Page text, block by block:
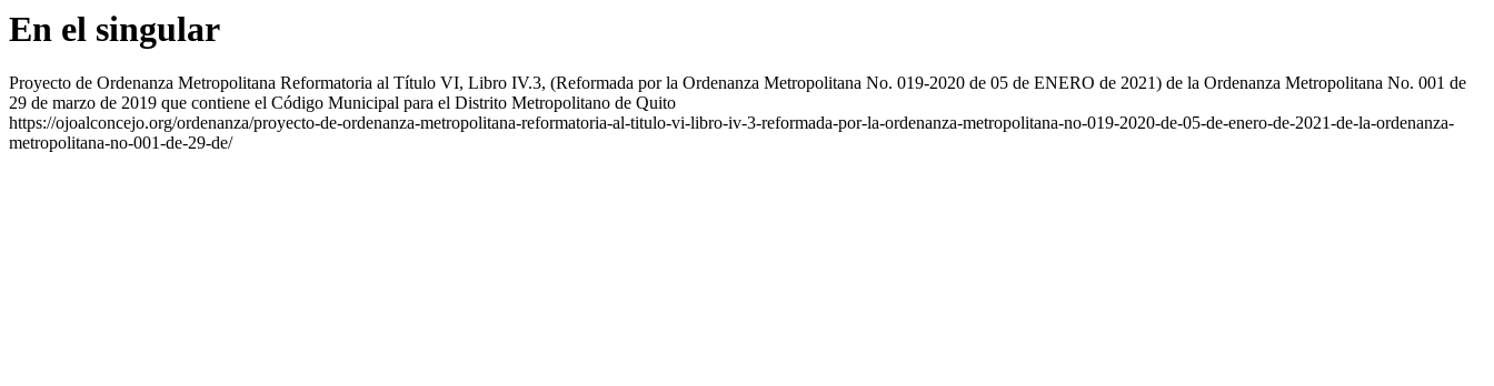
En el singular
Proyecto de Ordenanza Metropolitana Reformatoria al Título VI, Libro IV.3, (Reformada por la Ordenanza Metropolitana No. 019-2020 de 05 de ENERO de 2021) de la Ordenanza Metropolitana No. 001 de
29 de marzo de 2019 que contiene el Código Municipal para el Distrito Metropolitano de Quito
https://ojoalconcejo.org/ordenanza/proyecto-de-ordenanza-metropolitana-reformatoria-al-titulo-vi-libro-iv-3-reformada-por-la-ordenanza-metropolitana-no-019-2020-de-05-de-enero-de-2021-de-la-ordenanza-
metropolitana-no-001-de-29-de/